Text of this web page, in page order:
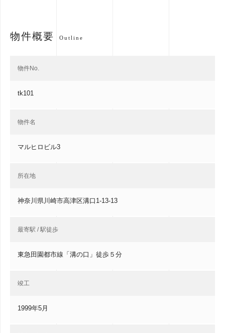
物件概要 Outline
物件No.
tk101
物件名
マルヒロビル3
所在地
神奈川県川崎市高津区溝口1-13-13
最寄駅 / 駅徒歩
東急田園都市線「溝の口」徒歩５分
竣工
1999年5月